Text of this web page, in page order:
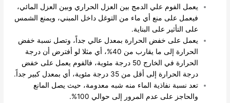
يعمل الفوم علي الدمج بين العزل الحراري وبين العزل المائي،
فيعمل على منع أي ماء من التوغل داخل المبني، ويمنع الشمس
على التأثير على البناية.
يعمل على خفض الحرارة بمعدل عالي جداً، وتصل نسبة خفض
الحرارة إلى ما يقارب من 40%، أي مثلا لو أفترض أن درجة
الحرارة في الخارج 50 درجة مئوية، فالفوم يعمل على خفض
درجة الحرارة إلى أقل من 35 درجة مئوية، أي بمعدل كبير جداً.
تعد نسبة نفاذية الماء منه شبه معدومة، حيث يصل المانع
والحاجز على عدم المرور إلى حوالي 100%.